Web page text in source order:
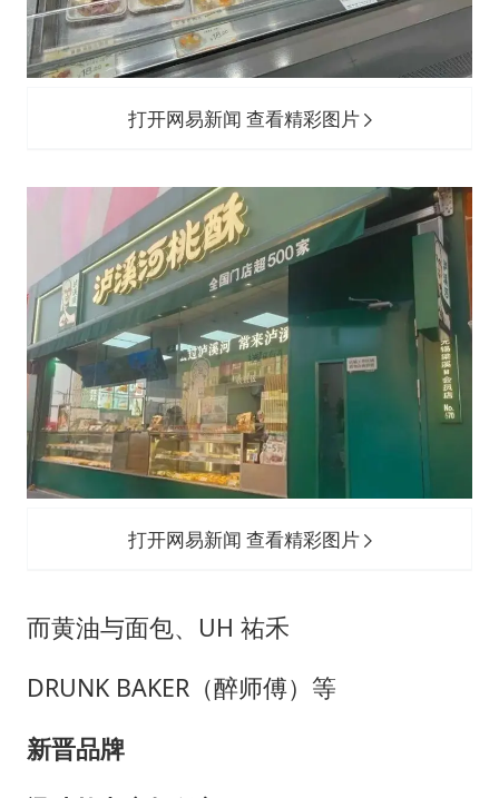
打开网易新闻 查看精彩图片
打开网易新闻 查看精彩图片
而黄油与面包、UH 祐禾
DRUNK BAKER（醉师傅）等
新晋品牌